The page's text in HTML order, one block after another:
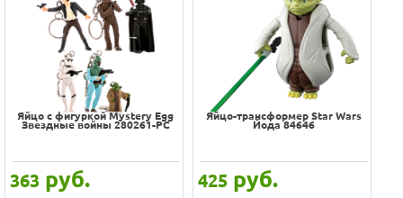
Яйцо с фигуркой Mystery Egg
Звездные войны 280261-PC
363 руб.
Яйцо-трансформер Star Wars
Йода 84646
425 руб.